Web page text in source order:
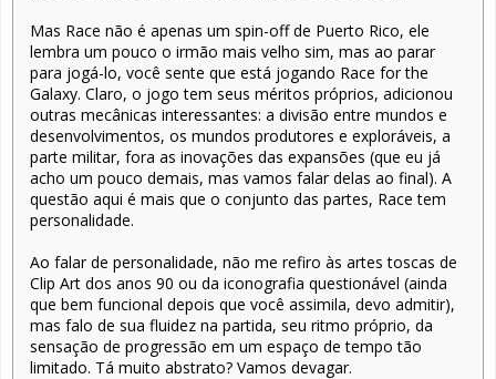
Mas Race não é apenas um spin-off de Puerto Rico, ele
lembra um pouco o irmão mais velho sim, mas ao parar
para jogá-lo, você sente que está jogando Race for the
Galaxy. Claro, o jogo tem seus méritos próprios, adicionou
outras mecânicas interessantes: a divisão entre mundos e
desenvolvimentos, os mundos produtores e exploráveis, a
parte militar, fora as inovações das expansões (que eu já
acho um pouco demais, mas vamos falar delas ao final). A
questão aqui é mais que o conjunto das partes, Race tem
personalidade.
Ao falar de personalidade, não me refiro às artes toscas de
Clip Art dos anos 90 ou da iconografia questionável (ainda
que bem funcional depois que você assimila, devo admitir),
mas falo de sua fluidez na partida, seu ritmo próprio, da
sensação de progressão em um espaço de tempo tão
limitado. Tá muito abstrato? Vamos devagar.